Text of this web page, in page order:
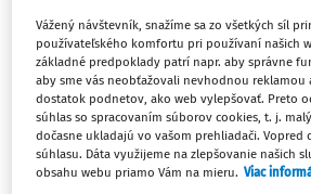
dobrovoľne uhradiť daňový
nej odôvodnené odvolanie. Potom až
vydať daňový exekučný príkaz,
umožňuje výkon daňovej exekúcie v
ustanoveným spôsobom.
Vážený návštevník, snažíme sa zo všetkých síl
používateľského komfortu pri používaní našich
základné predpoklady patrí napr. aby správne
aby sme vás neobťažovali nevhodnou reklamou
dostatok podnetov, ako web vylepšovať. Preto
súhlas so spracovaním súborov cookies, t. j.
dočasne ukladajú vo vašom prehliadači. Vopred
súhlasu. Dáta využijeme na zlepšovanie našich
obsahu webu priamo Vám na mieru. Viac